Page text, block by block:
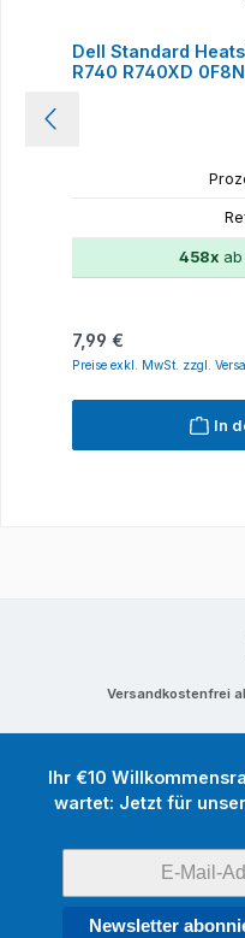
Dell Standard
R740 R740XD
458x
Regulärer Preis:
7,99 €
Preise exkl. MwSt. zzgl.
In
Versandkostenfrei
Ihr €10
wartet: Jetzt für
Newsletter